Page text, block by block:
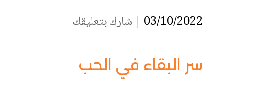
03/10/2022 | شارك بتعليقك
سر البقاء في الحب